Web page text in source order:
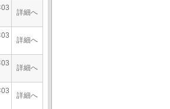
詳細へ
詳細へ
詳細へ
詳細へ